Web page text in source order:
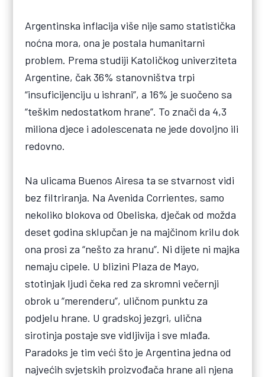
Argentinska inflacija više nije samo statistička
noćna mora, ona je postala humanitarni
problem. Prema studiji Katoličkog univerziteta
Argentine, čak 36% stanovništva trpi
“insuficijenciju u ishrani”, a 16% je suočeno sa
“teškim nedostatkom hrane”. To znači da 4,3
miliona djece i adolescenata ne jede dovoljno ili
redovno.
Na ulicama Buenos Airesa ta se stvarnost vidi
bez filtriranja. Na Avenida Corrientes, samo
nekoliko blokova od Obeliska, dječak od možda
deset godina sklupčan je na majčinom krilu dok
ona prosi za “nešto za hranu”. Ni dijete ni majka
nemaju cipele. U blizini Plaza de Mayo,
stotinjak ljudi čeka red za skromni večernji
obrok u “merenderu”, uličnom punktu za
podjelu hrane. U gradskoj jezgri, ulična
sirotinja postaje sve vidljivija i sve mlađa.
Paradoks je tim veći što je Argentina jedna od
najvećih svjetskih proizvođača hrane ali njena